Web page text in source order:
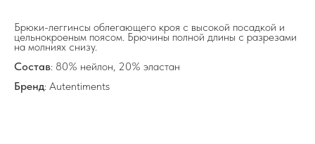
Брюки-леггинсы облегающего кроя с высокой посадкой и
цельнокроеным поясом. Брючины полной длины с разрезами
на молниях снизу.
Состав: 80% нейлон, 20% эластан
Бренд: Autentiments
info@frwl.store
+7 919 690-30-30